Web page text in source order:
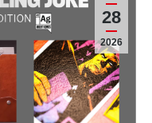
28
2026